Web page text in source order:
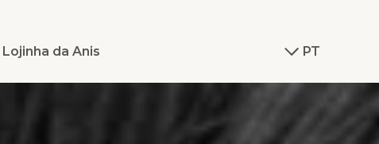
Lojinha da Anis PT